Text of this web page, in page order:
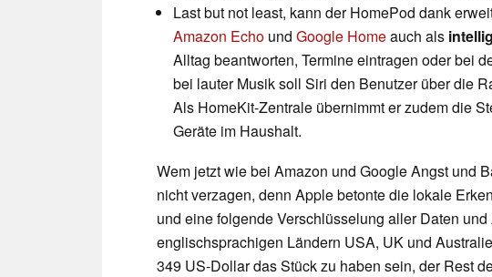
Last but not least, kann der HomePod dank
Amazon Echo und Google Homeauch als
Alltag beantworten, Termine eintragen oder bei
bei lauter Musik soll Siri den Benutzer über die
Als HomeKit-Zentrale übernimmt er zudem die
Geräte im Haushalt.
Wem jetzt wie bei Amazon und Google Angst und
nicht verzagen, denn Apple betonte die lokale
und eine folgende Verschlüsselung aller Daten
englischsprachigen Ländern USA, UK und
349 US-Dollar das Stück zu haben sein, der Rest